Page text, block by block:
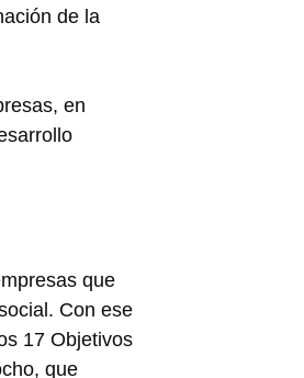
de la
en
que
Con ese
17 Objetivos
que